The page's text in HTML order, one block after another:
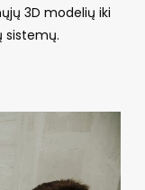
3D modelių iki
sistemų.